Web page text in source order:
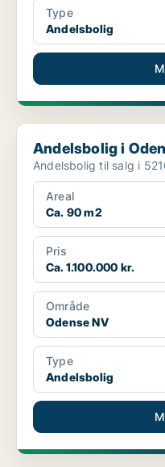
Type
Andelsbolig
Andelsbolig i Odense NV
Andelsbolig i
Andelsbolig til salg i
Areal
Ca. 90 m2
Pris
Ca. 1.100.000 kr.
Område
Odense NV
Type
Andelsbolig